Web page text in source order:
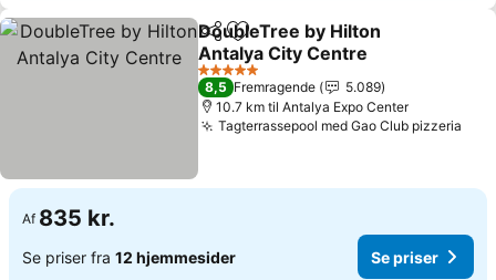
Del Føj til favoritter
DoubleTree by Hilton
Antalya City Centre
5 Stjerner
8,5 Fremragende
5.089
10.7 km til Antalya Expo Center
Tagterrassepool med Gao Club pizzeria
Af 835 kr.
Se priser fra 12 hjemmesider Se priser